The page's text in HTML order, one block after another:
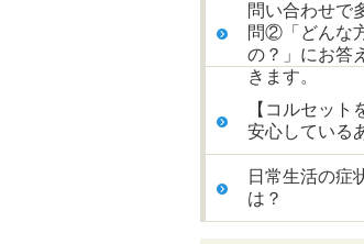
問い合わせで
問②「どんな
の？」にお答
きます。
【コルセット
安心している
日常生活の症
は？